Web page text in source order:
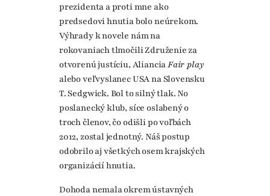
prezidenta a proti mne ako
predsedovi hnutia bolo neúrekom.
Výhrady k novele nám na
rokovaniach tlmočili Združenie za
otvorenú justíciu, AlianciaFair play
alebo veľvyslanec USA na Slovensku
T. Sedgwick. Bol to silný tlak. No
poslanecký klub, síce oslabený o
troch členov, čo odišli po voľbách
2012, zostal jednotný. Náš postup
odobrilo aj všetkých osem krajských
organizácií hnutia.
Dohoda nemala okrem ústavných